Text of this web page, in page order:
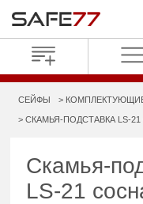
СЕЙФЫ
СКАМЬЯ-ПОДСТАВКА LS-
Скамья-
LS-21